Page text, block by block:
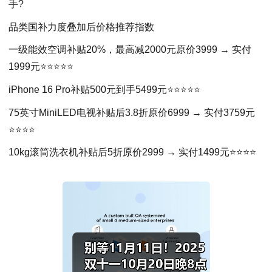
手?
品类国补力度叠加后价格推荐指数
一级能效空调补贴20%，最高减2000元原价3999 → 实付
1999元⭐⭐⭐⭐⭐
iPhone 16 Pro补贴500元到手5499元⭐⭐⭐⭐⭐
75英寸MiniLED电视补贴后3.8折原价6999 → 实付3759元
⭐⭐⭐⭐
10kg滚筒洗衣机补贴后5折原价2999 → 实付1499元⭐⭐⭐⭐